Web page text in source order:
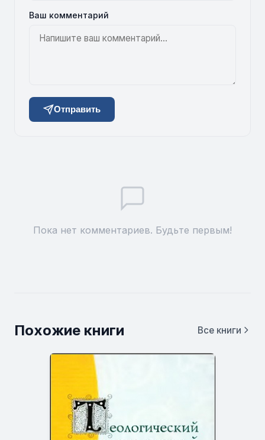
Ваш комментарий
Отправить
Пока нет комментариев. Будьте первым!
Похожие книги Все книги